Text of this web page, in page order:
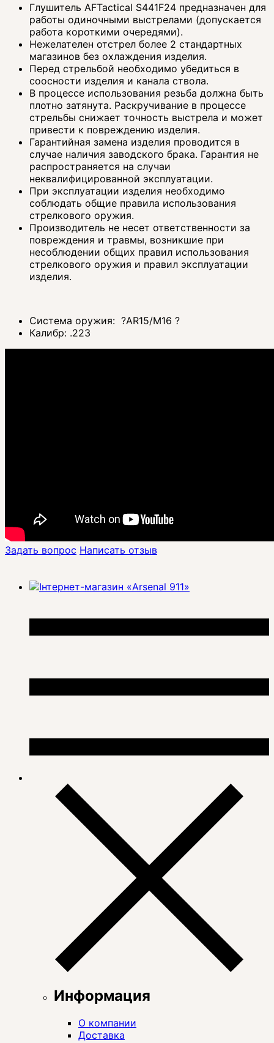
Глушитель AFTactical S441F24 предназначен для
работы одиночными выстрелами (допускается
работа короткими очередями).
Нежелателен отстрел более 2 стандартных
магазинов без охлаждения изделия.
Перед стрельбой необходимо убедиться в
соосности изделия и канала ствола.
В процессе использования резьба должна быть
плотно затянута. Раскручивание в процессе
стрельбы снижает точность выстрела и может
привести к повреждению изделия.
Гарантийная замена изделия проводится в
случае наличия заводского брака. Гарантия не
распространяется на случаи
неквалифицированной эксплуатации.
При эксплуатации изделия необходимо
соблюдать общие правила использования
стрелкового оружия.
Производитель не несет ответственности за
повреждения и травмы, возникшие при
несоблюдении общих правил использования
стрелкового оружия и правил эксплуатации
изделия.
Система оружия: ?AR15/M16 ?
Калибр: .223
Задать вопрос Написать отзыв
Информация
О компании
Доставка